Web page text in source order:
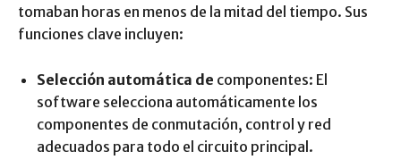
tomaban horas en menos de la mitad del tiempo. Sus
funciones clave incluyen:
Selección automática de componentes: El
software selecciona automáticamente los
componentes de conmutación, control y red
adecuados para todo el circuito principal.